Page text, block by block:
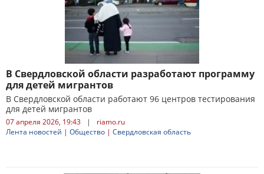
В Свердловской области разработают программу
для детей мигрантов
В Свердловской области работают 96 центров тестирования
для детей мигрантов
07 апреля 2026, 19:43 |
riamo.ru
Лента новостей | Общество | Свердловская область